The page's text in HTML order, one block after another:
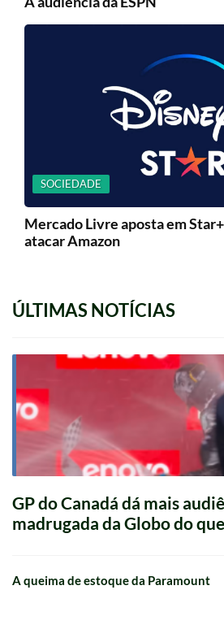
SOCIEDADE
Mercado Livre aposta em
atacar Amazon
ÚLTIMAS NOTÍCIAS
GP do Canadá dá mais
madrugada da Globo do
A queima de estoque da Paramount